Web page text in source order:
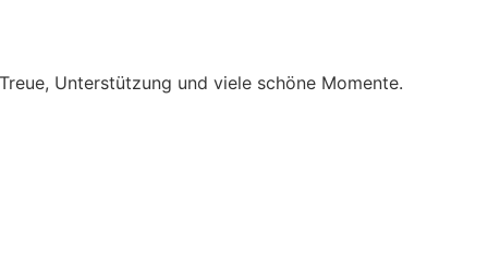
Unterstützung und viele schöne Momente.